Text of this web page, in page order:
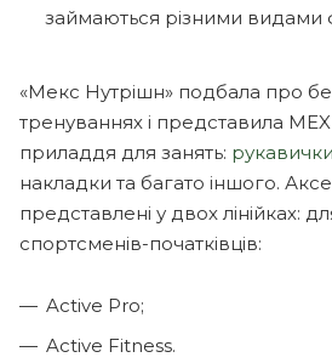
займаються різними видами
«Мекс Нутрішн» подбала про
тренуваннях і представила
приладдя для занять: рукавички
накладки та багато іншого.
представлені у двох лінійках:
спортсменів-початківців:
Active Pro;
Active Fitness.